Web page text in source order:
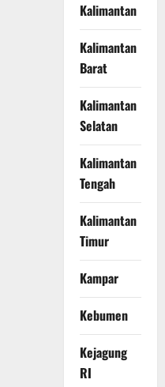
Kalimantan
Kalimantan
Barat
Kalimantan
Selatan
Kalimantan
Tengah
Kalimantan
Timur
Kampar
Kebumen
Kejagung
RI